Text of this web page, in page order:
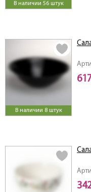
В наличии 56 штук
В наличии 8 штук